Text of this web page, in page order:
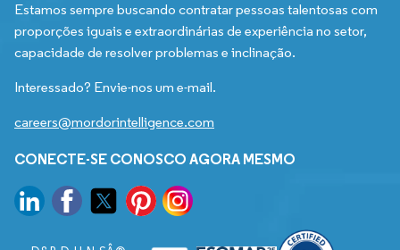
Estamos sempre buscando contratar pessoas talentosas com
proporções iguais e extraordinárias de experiência no setor,
capacidade de resolver problemas e inclinação.
Interessado? Envie-nos um e-mail.
careers@mordorintelligence.com
CONECTE-SE CONOSCO AGORA MESMO